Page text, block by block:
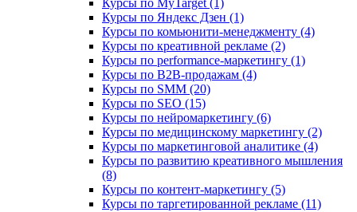
Курсы по MyTarget (1)
Курсы по Яндекс Дзен (1)
Курсы по комьюнити-менеджменту (4)
Курсы по креативной рекламе (2)
Курсы по performance-маркетингу (1)
Курсы по B2B-продажам (4)
Курсы по SMM (20)
Курсы по SEO (15)
Курсы по нейромаркетингу (6)
Курсы по медицинскому маркетингу (2)
Курсы по маркетинговой аналитике (4)
Курсы по развитию креативного мышления
(8)
Курсы по контент-маркетингу (5)
Курсы по таргетированной рекламе (11)